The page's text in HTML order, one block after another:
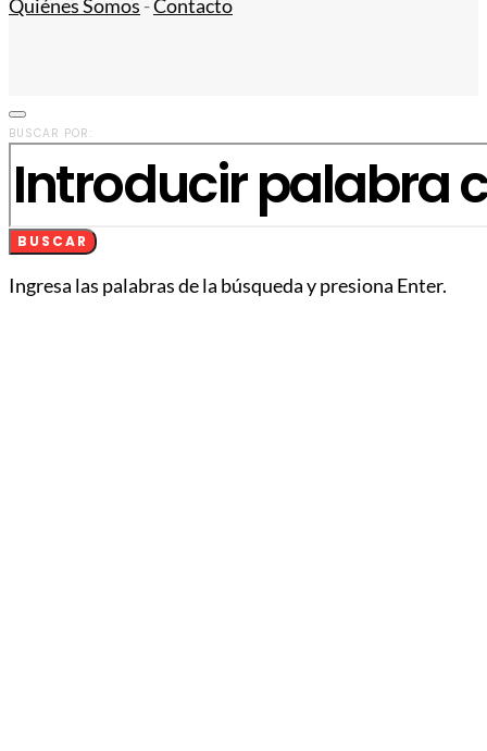
Quiénes Somos -Contacto
BUSCAR POR:
BUSCAR
Ingresa las palabras de la búsqueda y presiona Enter.